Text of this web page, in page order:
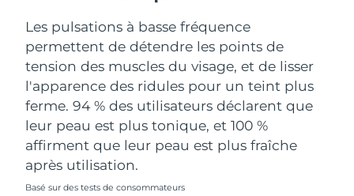
Les pulsations à basse fréquence
permettent de détendre les points de
tension des muscles du visage, et de lisser
l'apparence des ridules pour un teint plus
ferme. 94 % des utilisateurs déclarent que
leur peau est plus tonique, et 100 %
affirment que leur peau est plus fraîche
après utilisation.
Basé sur des tests de consommateurs
Ouzbékistan Livraison estimée
Viêt Nam Livraison estimée18/8/26